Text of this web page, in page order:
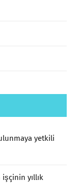
yetkili
yıllık